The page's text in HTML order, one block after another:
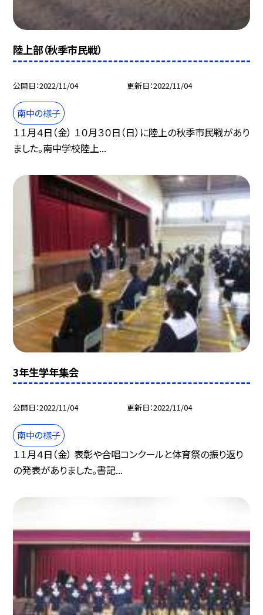
陸上部（秋季市民戦）
公開日 2022/11/04 更新日 2022/11/04
南中の様子
１１月４日（金） １０月３０日（日）に陸上の秋季市民戦があり
ました。南中学校陸上...
3年生学年集会
公開日 2022/11/04 更新日 2022/11/04
南中の様子
１１月４日（金） 表彰や合唱コンクールと体育祭の振り返り
の発表がありました。書記...